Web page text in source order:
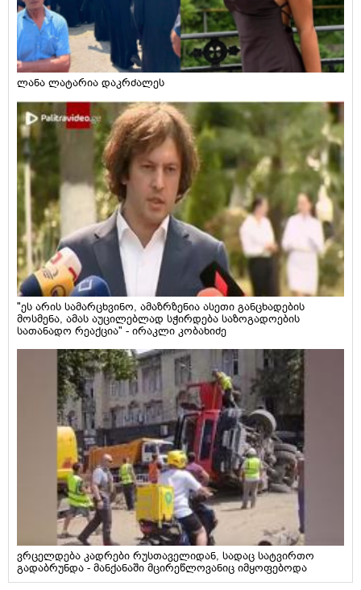
ლანა ლატარია დაკრძალეს
"ეს არის სამარცხვინო, ამაზრზენია ასეთი განცხადების
მოსმენა, ამას აუცილებლად სჭირდება საზოგადოების
სათანადო რეაქცია" - ირაკლი კობახიძე
ვრცელდება კადრები რუსთაველიდან, სადაც სატვირთო
გადაბრუნდა - მანქანაში მცირეწლოვანიც იმყოფებოდა